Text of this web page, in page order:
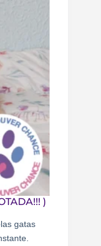
)
gatas